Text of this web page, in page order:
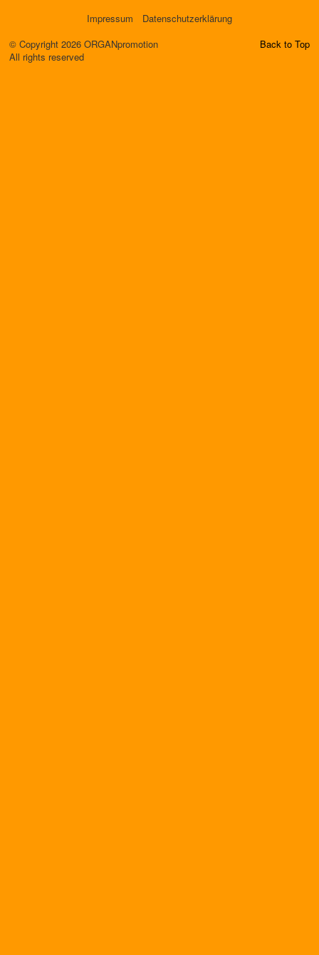
Impressum
Datenschutzerklärung
© Copyright 2026 ORGANpromotion
All rights reserved
Back to Top